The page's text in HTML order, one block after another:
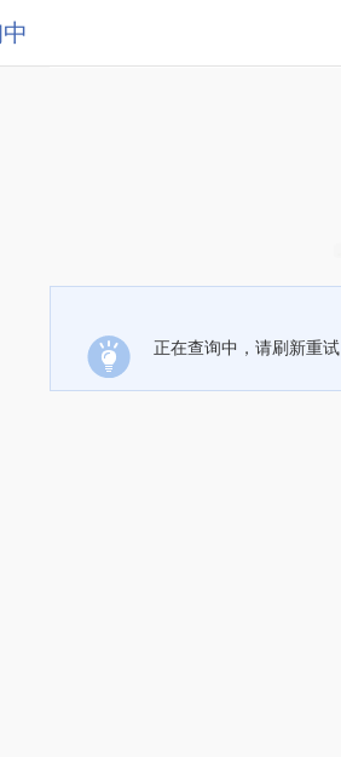
正在查询中，请刷新重试